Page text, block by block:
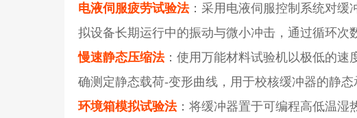
电液伺服疲劳试验法：采用电液伺服控制系统对缓
拟设备长期运行中的振动与微小冲击，通过循环次
慢速静态压缩法：使用万能材料试验机以极低的速
确测定静态载荷-变形曲线，用于校核缓冲器的静态
环境箱模拟试验法：将缓冲器置于可编程高低温湿